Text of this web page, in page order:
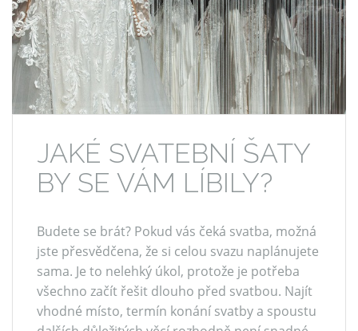
JAKÉ SVATEBNÍ ŠATY
BY SE VÁM LÍBILY?
Budete se brát? Pokud vás čeká svatba, možná
jste přesvědčena, že si celou svazu naplánujete
sama. Je to nelehký úkol, protože je potřeba
všechno začít řešit dlouho před svatbou. Najít
vhodné místo, termín konání svatby a spoustu